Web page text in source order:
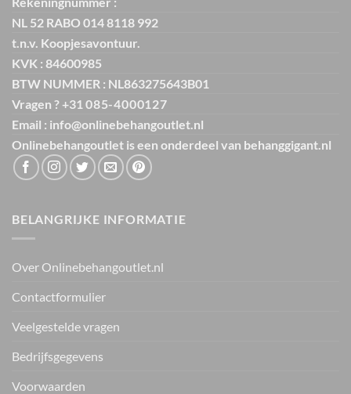
NL 52 RABO 014 8118 992
t.n.v. Koopjesavontuur.
KVK : 84600985
BTW NUMMER : NL863275643B01
Vragen ? +31 085-4000127
Email : info@onlinebehangoutlet.nl
Onlinebehangoutlet is een onderdeel van behanggigant.nl
BELANGRIJKE INFORMATIE
Over Onlinebehangoutlet.nl
Contactformulier
Veelgestelde vragen
Bedrijfsgegevens
Voorwaarden